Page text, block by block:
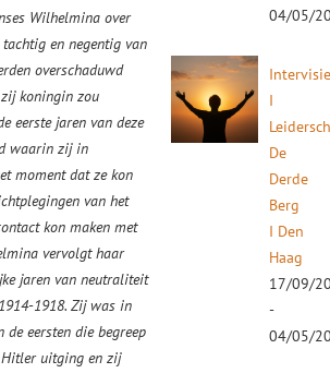
Wilhelmina over
en negentig van
overschaduwd
koningin zou
eerste jaren van deze
waarin zij in
moment dat ze kon
van het
kon maken met
vervolgt haar
jaren van neutraliteit
1918. Zij was in
de eersten die begreep
uitging en zij
04/05/
I
De
Derde
Berg
I Den
Haag
17/09/
-
04/05/